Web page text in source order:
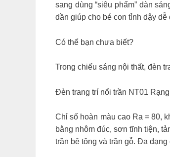
sang dùng “siêu phẩm” dàn
dần giúp cho bé con tỉnh dậy
Có thể bạn chưa biết?
Trong chiếu sáng nội thất, đèn
Đèn trang trí nổi trần NT01
Chỉ số hoàn màu cao Ra = 80,
bằng nhôm đúc, sơn tĩnh tiện,
trần bê tông và trần gỗ. Đa